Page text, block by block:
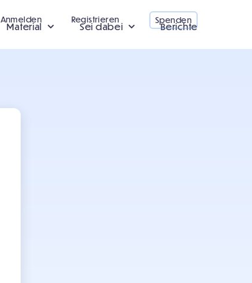
Material Sei dabei Berichte
Anmelden Registrieren Spenden